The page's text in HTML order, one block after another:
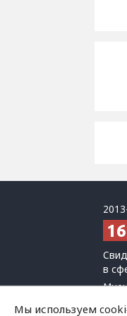
в
При
Мы используем